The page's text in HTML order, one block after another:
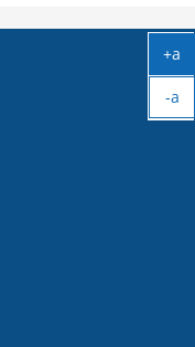
+a
-a